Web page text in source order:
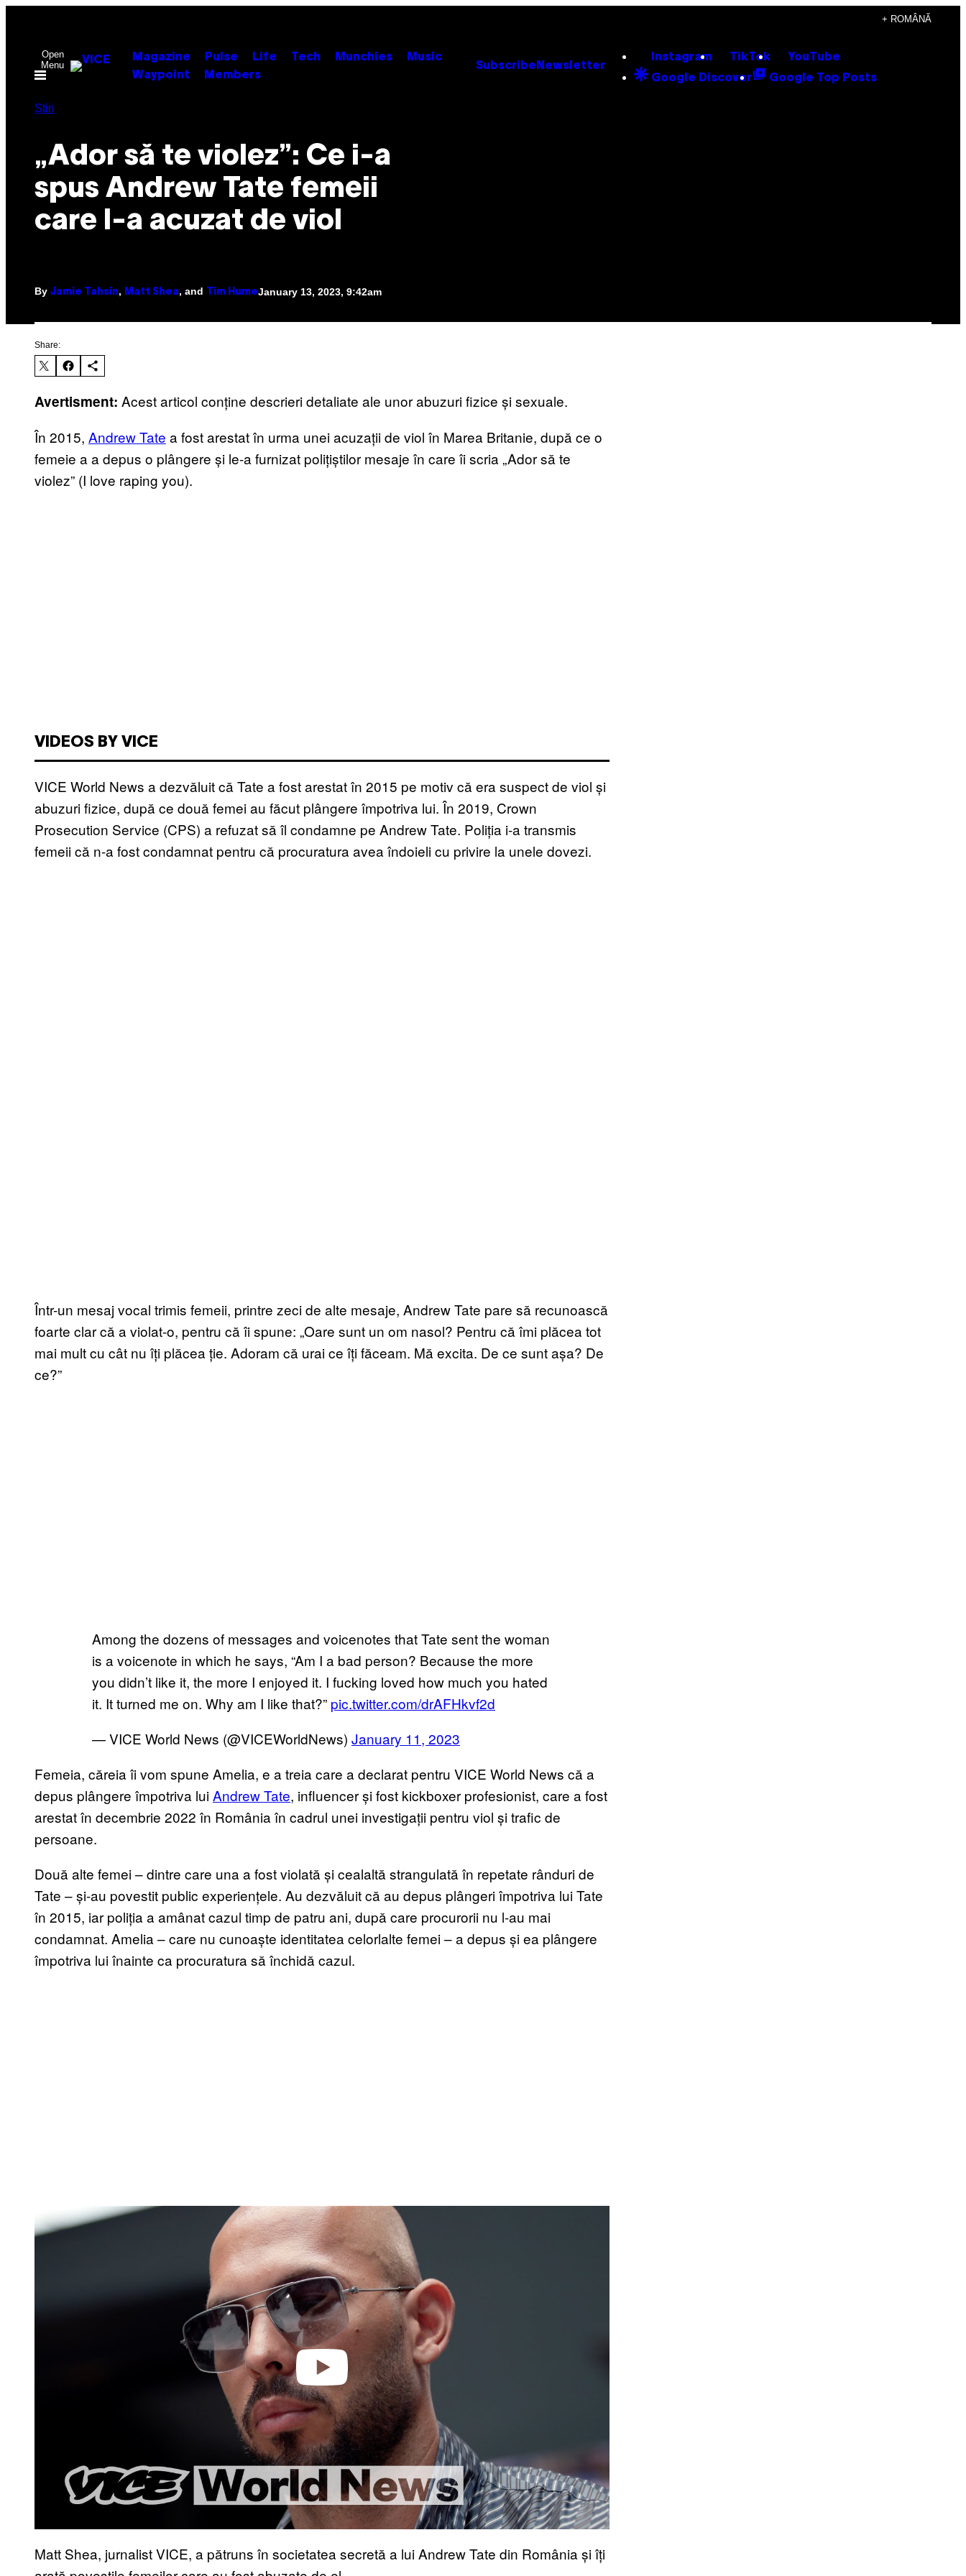
content
+ ROMÂNĂ
Open
Menu
Magazine Pulse Life Tech Munchies
Music
Waypoint
Members
Subscribe Newsletter
Instagram TikTok YouTube
Google Discover Google Top Posts
Știri
„Ador să te violez”: Ce i-a
spus Andrew Tate femeii
care l-a acuzat de viol
By Jamie Tahsin, Matt Shea, and Tim HumeJanuary 13, 2023, 9:42am
Share:
Avertisment: Acest articol conține descrieri detaliate ale unor abuzuri fizice și sexuale.
În 2015, Andrew Tate a fost arestat în urma unei acuzații de viol în Marea Britanie, după ce o
femeie a a depus o plângere și le-a furnizat polițiștilor mesaje în care îi scria „Ador să te
violez” (I love raping you).
VIDEOS BY VICE
VICE World News a dezvăluit că Tate a fost arestat în 2015 pe motiv că era suspect de viol și
abuzuri fizice, după ce două femei au făcut plângere împotriva lui. În 2019, Crown
Prosecution Service (CPS) a refuzat să îl condamne pe Andrew Tate. Poliția i-a transmis
femeii că n-a fost condamnat pentru că procuratura avea îndoieli cu privire la unele dovezi.
Într-un mesaj vocal trimis femeii, printre zeci de alte mesaje, Andrew Tate pare să recunoască
foarte clar că a violat-o, pentru că îi spune: „Oare sunt un om nasol? Pentru că îmi plăcea tot
mai mult cu cât nu îți plăcea ție. Adoram că urai ce îți făceam. Mă excita. De ce sunt așa? De
ce?”
Among the dozens of messages and voicenotes that Tate sent the woman
is a voicenote in which he says, “Am I a bad person? Because the more
you didn’t like it, the more I enjoyed it. I fucking loved how much you hated
it. It turned me on. Why am I like that?” pic.twitter.com/drAFHkvf2d
— VICE World News (@VICEWorldNews) January 11, 2023
Femeia, căreia îi vom spune Amelia, e a treia care a declarat pentru VICE World News că a
depus plângere împotriva luiAndrew Tate, influencer și fost kickboxer profesionist, care a fost
arestat în decembrie 2022 în România în cadrul unei investigații pentru viol și trafic de
persoane.
Două alte femei – dintre care una a fost violată și cealaltă strangulată în repetate rânduri de
Tate – și-au povestit public experiențele. Au dezvăluit că au depus plângeri împotriva lui Tate
în 2015, iar poliția a amânat cazul timp de patru ani, după care procurorii nu l-au mai
condamnat. Amelia – care nu cunoaște identitatea celorlalte femei – a depus și ea plângere
împotriva lui înainte ca procuratura să închidă cazul.
Play video
Matt Shea, jurnalist VICE, a pătruns în societatea secretă a lui Andrew Tate din România și îți